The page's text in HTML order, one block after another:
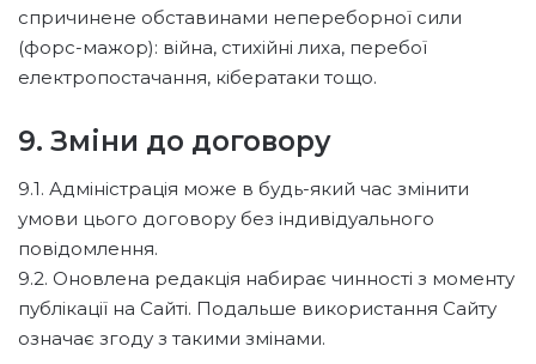
спричинене обставинами непереборної сили
(форс-мажор): війна, стихійні лиха, перебої
електропостачання, кібератаки тощо.
9. Зміни до договору
9.1. Адміністрація може в будь-який час змінити
умови цього договору без індивідуального
повідомлення.
9.2. Оновлена редакція набирає чинності з моменту
публікації на Сайті. Подальше використання Сайту
означає згоду з такими змінами.